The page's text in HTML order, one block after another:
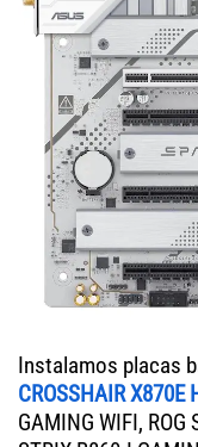
Instalamos placas
CROSSHAIR X870E
GAMING WIFI, ROG